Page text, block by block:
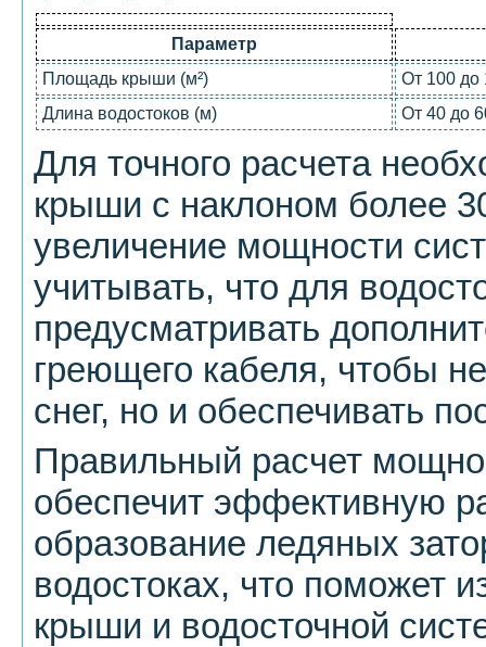
Параметр
Площадь крыши (м²)
От 100 до
Длина водостоков (м)
От 40 до
Для точного расчета
крыши с наклоном более
увеличение мощности
учитывать, что для
предусматривать
греющего кабеля, чтобы
снег, но и обеспечивать
Правильный расчет
обеспечит эффективную
образование ледяных
водостоках, что поможет
крыши и водосточной